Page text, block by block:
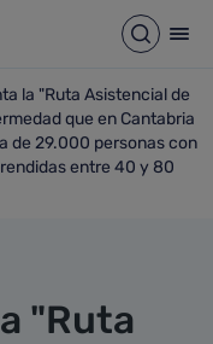
Abrir
camino de migas
la "Ruta
la "Ruta Asistencial de
que en Cantabria
de 29.000 personas con
entre 40 y 80
"Ruta